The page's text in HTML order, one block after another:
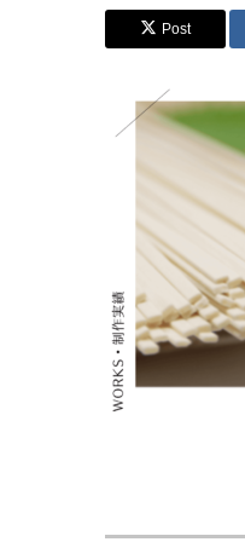
Post